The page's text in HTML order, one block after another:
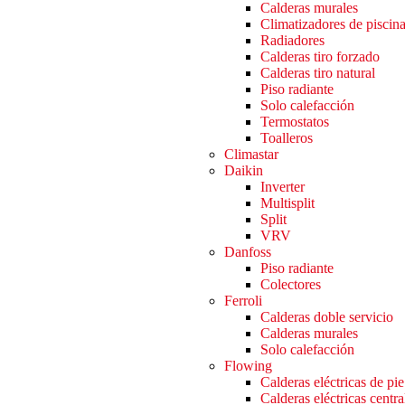
Calderas murales
Climatizadores de piscina
Radiadores
Calderas tiro forzado
Calderas tiro natural
Piso radiante
Solo calefacción
Termostatos
Toalleros
Climastar
Daikin
Inverter
Multisplit
Split
VRV
Danfoss
Piso radiante
Colectores
Ferroli
Calderas doble servicio
Calderas murales
Solo calefacción
Flowing
Calderas eléctricas de pie
Calderas eléctricas